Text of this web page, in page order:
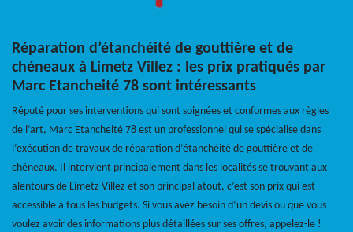
Réparation d’étanchéité de gouttière et de
chéneaux à Limetz Villez : les prix pratiqués par
Marc Etancheité 78 sont intéressants
Réputé pour ses interventions qui sont soignées et conformes aux règles
de l’art, Marc Etancheité 78 est un professionnel qui se spécialise dans
l’exécution de travaux de réparation d’étanchéité de gouttière et de
chéneaux. Il intervient principalement dans les localités se trouvant aux
alentours de Limetz Villez et son principal atout, c’est son prix qui est
accessible à tous les budgets. Si vous avez besoin d’un devis ou que vous
voulez avoir des informations plus détaillées sur ses offres, appelez-le !